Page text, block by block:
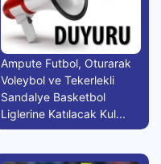
Ampute Futbol, Oturarak
Voleybol ve Tekerlekli
Sandalye Basketbol
Liglerine Katılacak Kul...